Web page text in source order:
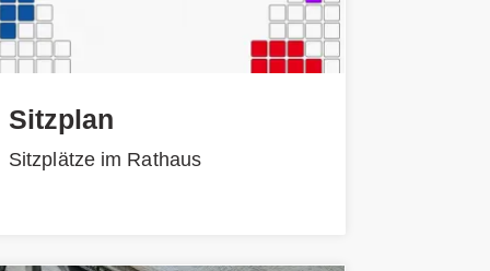
Sitzplan
Sitzplätze im Rathaus